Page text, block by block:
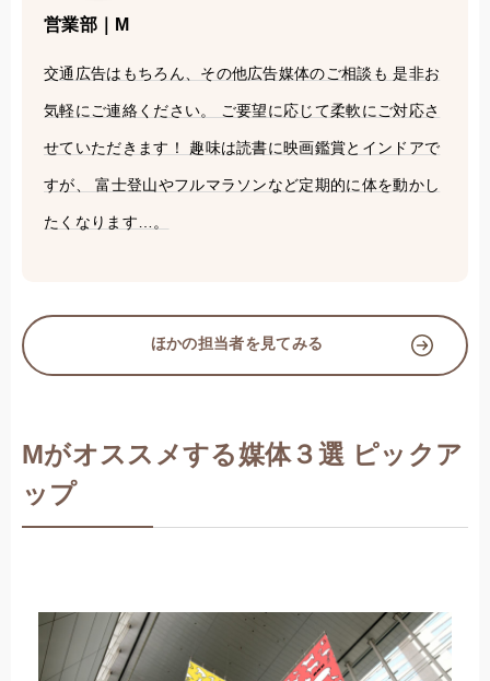
営業部｜M
交通広告はもちろん、その他広告媒体のご相談も 是非お
気軽にご連絡ください。 ご要望に応じて柔軟にご対応さ
せていただきます！ 趣味は読書に映画鑑賞とインドアで
すが、 富士登山やフルマラソンなど定期的に体を動かし
たくなります…。
ほかの担当者を見てみる
Mがオススメする媒体３選 ピックア
ップ